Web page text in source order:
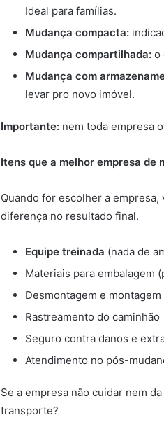
Ideal para famílias.
Mudança compacta:
Mudança compartilhada: o
Mudança com
levar pro novo imóvel.
Importante: nem toda empresa
Itens que a melhor empresa
Quando for escolher a
diferença no resultado final.
Equipe treinada (nada de
Materiais para embalagem
Desmontagem e
Rastreamento do caminhão
Seguro contra danos e
Atendimento no pós-
Se a empresa não cuidar nem
transporte?